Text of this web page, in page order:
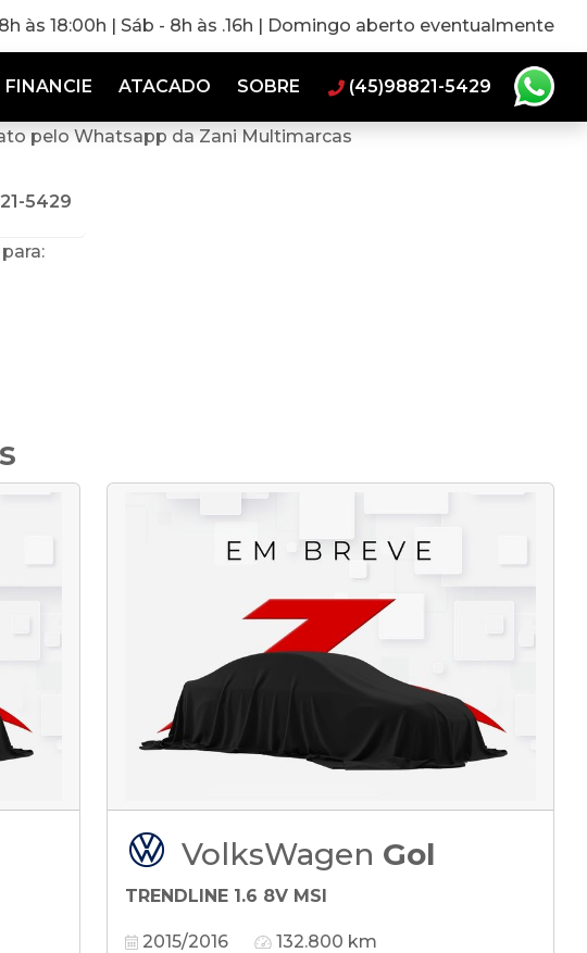
às 18:00h | Sáb - 8h às .16h | Domingo aberto eventualmente
FINANCIE ATACADO SOBRE (45)98821-5429
pelo Whatsapp da Zani Multimarcas
5429
VolksWagen Gol
TRENDLINE 1.6 8V MSI
2015/2016 132.800 km